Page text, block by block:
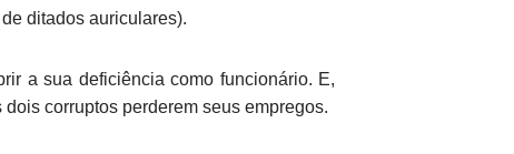
ditados auriculares).
a sua deficiência como funcionário. E,
corruptos perderem seus empregos.